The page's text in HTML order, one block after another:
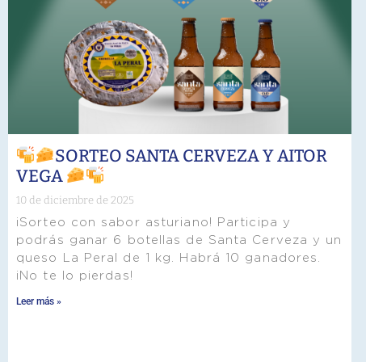
SORTEO SANTA CERVEZA Y AITOR
VEGA
10 de diciembre de 2025
¡Sorteo con sabor asturiano! Participa y
podrás ganar 6 botellas de Santa Cerveza y un
queso La Peral de 1 kg. Habrá 10 ganadores.
¡No te lo pierdas!
Leer más »